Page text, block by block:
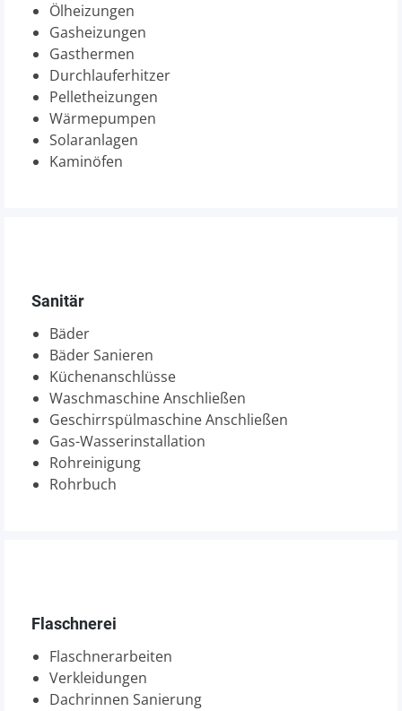
Ölheizungen
Gasheizungen
Gasthermen
Durchlauferhitzer
Pelletheizungen
Wärmepumpen
Solaranlagen
Kaminöfen
Sanitär
Bäder
Bäder Sanieren
Küchenanschlüsse
Waschmaschine Anschließen
Geschirrspülmaschine Anschließen
Gas-Wasserinstallation
Rohreinigung
Rohrbuch
Flaschnerei
Flaschnerarbeiten
Verkleidungen
Dachrinnen Sanierung